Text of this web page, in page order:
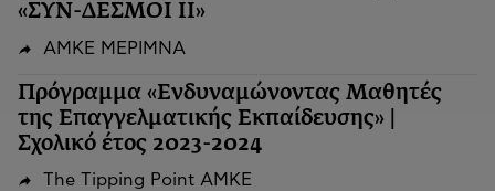
«ΣΥΝ-ΔΕΣΜΟΙ ΙΙ»
ΑΜΚΕ ΜΕΡΙΜΝΑ
Πρόγραμμα «Ενδυναμώνοντας Μαθητές
της Επαγγελματικής Εκπαίδευσης» |
Σχολικό έτος 2023-2024
The Tipping Point ΑΜΚΕ